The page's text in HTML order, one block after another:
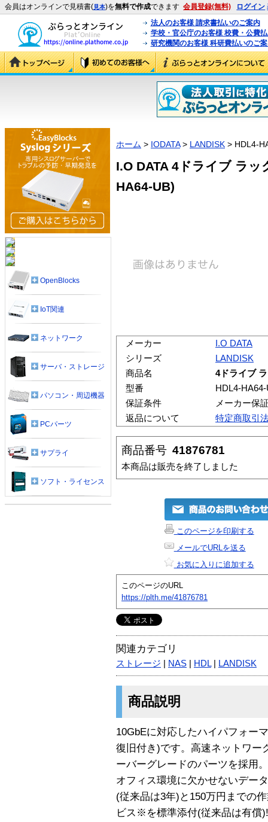
会員はオンラインで見積書(見本)を無料で作成できます 会員登録(無料) ログイン
法人のお客様 請求書払いのご案内
学校・官公庁のお客様 校費・公費
研究機関のお客様 科研費払いのご
ホーム > IODATA> LANDISK > HDL4-
I.O DATA 4ドライブ ラ
HA64-UB)
メーカー
I.O DATA
シリーズ
LANDISK
商品名
4ドライブ
型番
HDL4-
保証条件
メーカー保
返品について
特定商取引
商品番号 41876781
本商品は販売を終了しました
このページを印刷する
メールでURLを送る
お気に入りに追加する
このページのURL
https://plth.me/41876781
関連カテゴリ
ストレージ NAS HDL| LANDISK
商品説明
10GbEに対応したハイパフォー
復旧付き)です。高速ネットワー
ーバーグレードのパーツを採用
オフィス環境に欠かせないデー
(従来品は3年)と150万円までの
ビス※を標準添付(従来品は有償
OpenBlocks
IoT関連
ネットワーク
サーバ・ストレージ
パソコン・周辺機器
PCパーツ
サプライ
ソフト・ライセンス